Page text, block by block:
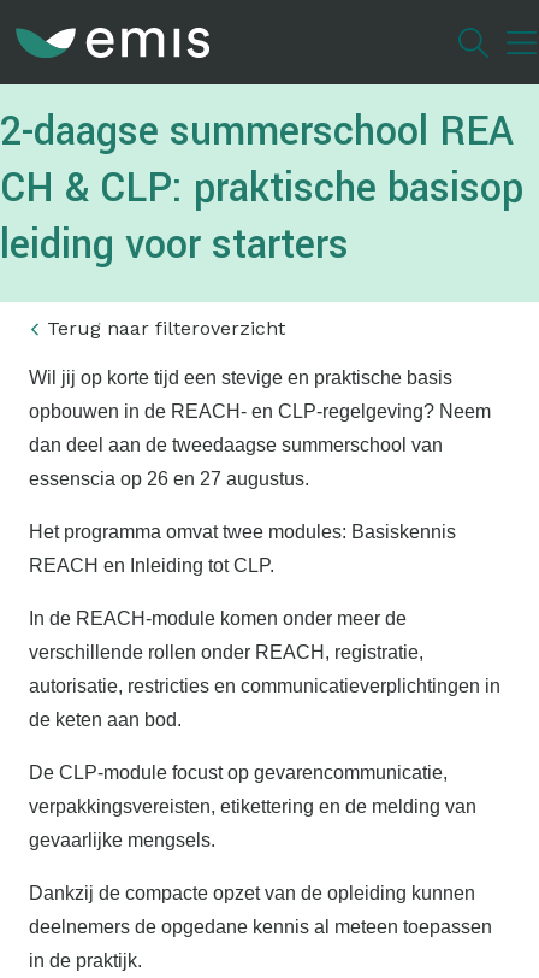
inhoud
gaan
2-daagse summerschool REA
CH & CLP: praktische basisop
leiding voor starters
Terug naar filteroverzicht
Wil jij op korte tijd een stevige en praktische basis
opbouwen in de REACH- en CLP-regelgeving? Neem
dan deel aan de tweedaagse summerschool van
essenscia op 26 en 27 augustus.
Het programma omvat twee modules: Basiskennis
REACH en Inleiding tot CLP.
In de REACH-module komen onder meer de
verschillende rollen onder REACH, registratie,
autorisatie, restricties en communicatieverplichtingen in
de keten aan bod.
De CLP-module focust op gevarencommunicatie,
verpakkingsvereisten, etikettering en de melding van
gevaarlijke mengsels.
Dankzij de compacte opzet van de opleiding kunnen
deelnemers de opgedane kennis al meteen toepassen
in de praktijk.